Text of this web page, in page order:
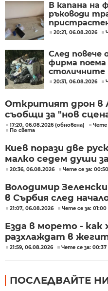
В капана на
ръководи
20:21, 06.08.2026
След повече
фирма
столичните
"Подуяне" и
20:31, 06.08.2026
Откритият дрон в
съобщи за "нов
17:20, 06.08.2026 (обновена)
Чете
По света
Киев порази две
малко седем души
20:36, 06.08.2026 Чете се за:
Володимир
в Сърбия след
21:07, 06.08.2026 Чете се за:
Езда в морето - как
разхлаждат в
21:59, 06.08.2026 Чете се за:
ПОСЛЕДВАЙТЕ